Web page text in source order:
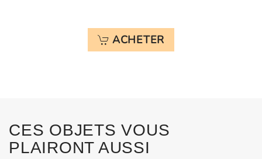
ACHETER
CES OBJETS VOUS
PLAIRONT AUSSI